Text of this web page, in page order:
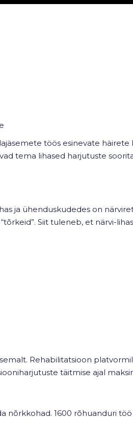
töös esinevate
tema lihased harjutuste
ja ühenduskudedes on
Siit tuleneb, et närvi-
Rehabilitatsioon
täitmise ajal
nõrkkohad. 1600 rõhuanduri